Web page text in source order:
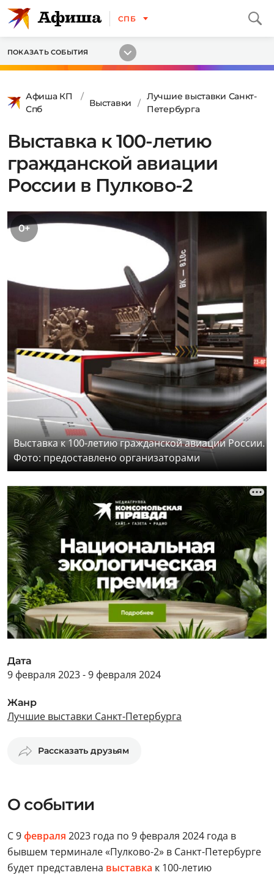
СПБ
ПОКАЗАТЬ СОБЫТИЯ
Афиша КП
Спб
Выставки
Лучшие выставки Санкт-
Петербурга
Выставка к 100-летию
гражданской авиации
России в Пулково-2
0+
Выставка к 100-летию гражданской авиации России.
Фото: предоставлено организаторами
Дата
9 февраля 2023 - 9 февраля 2024
Жанр
Лучшие выставки Санкт-Петербурга
Рассказать друзьям
О событии
С 9февраля 2023 года по 9 февраля 2024 года в
бывшем терминале «Пулково-2» в Санкт-Петербурге
будет представлена выставка к 100-летию